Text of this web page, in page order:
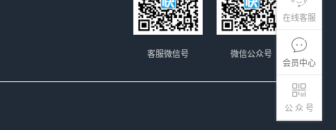
在线客服
会员中心
公 众 号
微信公众号
客服微信号